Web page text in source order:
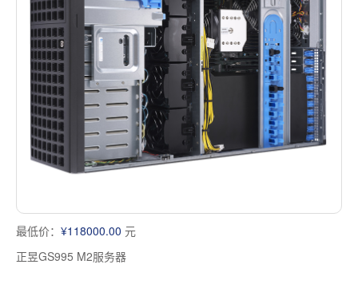
最低价： ¥118000.00 元
正昱GS995 M2服务器